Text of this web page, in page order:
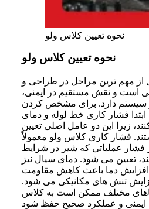
نحوه تعیین کلاس ولو
نحوه تعیین کلاس ولو
از مهم ترین مراحل در طراحی و
است و نقش مستقیم در ایمنی،
سیستم دارد. برای مشخص کردن
فشار کاری خط لوله و دمای
زیرا این دو عامل اصلی تعیین
فشار کاری کلاس ولو معمولاً
فشار عملیاتی که شیر در شرایط
تعیین می شود. دمای سیال نیز
افزایش دما باعث کاهش مقاومت
تنش های مکانیکی می شود.
دماهای مختلف ممکن است به کلاس